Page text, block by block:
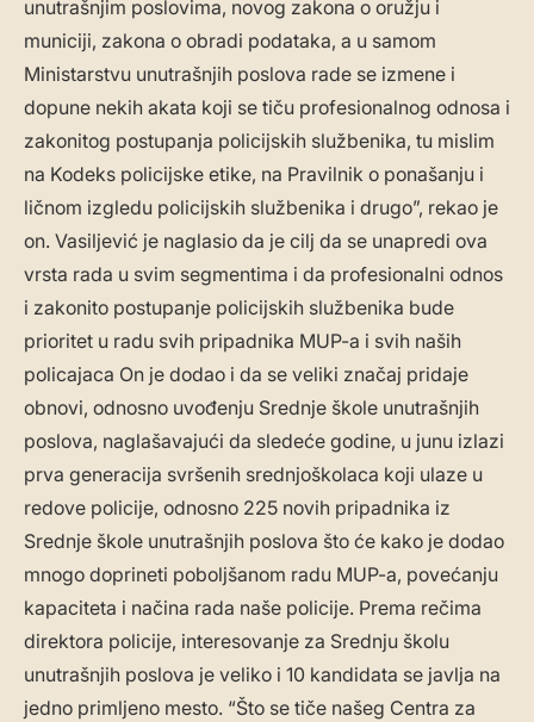
unutrašnjim poslovima, novog zakona o oružju i
municiji, zakona o obradi podataka, a u samom
Ministarstvu unutrašnjih poslova rade se izmene i
dopune nekih akata koji se tiču profesionalnog odnosa i
zakonitog postupanja policijskih službenika, tu mislim
na Kodeks policijske etike, na Pravilnik o ponašanju i
ličnom izgledu policijskih službenika i drugo”, rekao je
on. Vasiljević je naglasio da je cilj da se unapredi ova
vrsta rada u svim segmentima i da profesionalni odnos
i zakonito postupanje policijskih službenika bude
prioritet u radu svih pripadnika MUP-a i svih naših
policajaca On je dodao i da se veliki značaj pridaje
obnovi, odnosno uvođenju Srednje škole unutrašnjih
poslova, naglašavajući da sledeće godine, u junu izlazi
prva generacija svršenih srednjoškolaca koji ulaze u
redove policije, odnosno 225 novih pripadnika iz
Srednje škole unutrašnjih poslova što će kako je dodao
mnogo doprineti poboljšanom radu MUP-a, povećanju
kapaciteta i načina rada naše policije. Prema rečima
direktora policije, interesovanje za Srednju školu
unutrašnjih poslova je veliko i 10 kandidata se javlja na
jedno primljeno mesto. “Što se tiče našeg Centra za